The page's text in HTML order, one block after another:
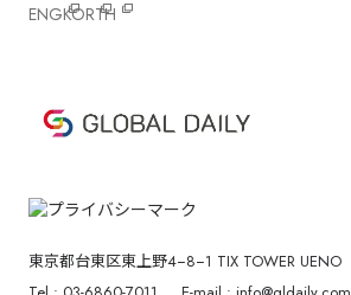
ENGKORTH
東京都台東区東上野4−8−1 TIX TOWER UENO